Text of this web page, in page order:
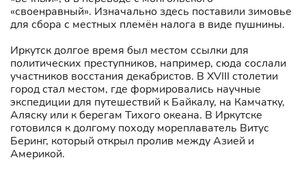
«своенравный». Изначально здесь поставили зимовье
для сбора с местных племён налога в виде пушнины.
Иркутск долгое время был местом ссылки для
политических преступников, например, сюда сослали
участников восстания декабристов. В XVIII столетии
город стал местом, где формировались научные
экспедиции для путешествий к Байкалу, на Камчатку,
Аляску или к берегам Тихого океана. В Иркутске
готовился к долгому походу мореплаватель Витус
Беринг, который открыл пролив между Азией и
Америкой.